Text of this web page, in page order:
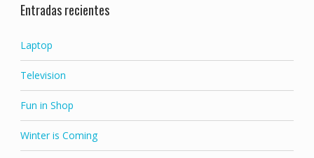
Entradas recientes
Laptop
Television
Fun in Shop
Winter is Coming